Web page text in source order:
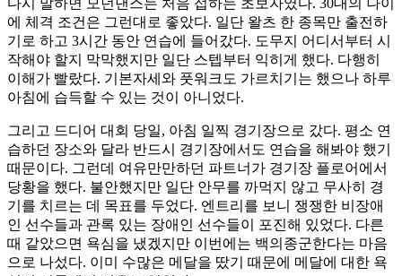
다시 말하면 모던댄스는 처음 접하는 초보자였다. 30대의 나이
에 체격 조건은 그런대로 좋았다. 일단 왈츠 한 종목만 출전하
기로 하고 3시간 동안 연습에 들어갔다. 도무지 어디서부터 시
작해야 할지 막막했지만 일단 스텝부터 익히게 했다. 다행히
이해가 빨랐다. 기본자세와 풋워크도 가르치기는 했으나 하루
아침에 습득할 수 있는 것이 아니었다.
그리고 드디어 대회 당일, 아침 일찍 경기장으로 갔다. 평소 연
습하던 장소와 달라 반드시 경기장에서도 연습을 해봐야 했기
때문이다. 그런데 여유만만하던 파트너가 경기장 플로어에서
당황을 했다. 불안했지만 일단 안무를 까먹지 않고 무사히 경
기를 치르는 데 목표를 두었다. 엔트리를 보니 쟁쟁한 비장애
인 선수들과 관록 있는 장애인 선수들이 포진해 있었다. 다른
때 같았으면 욕심을 냈겠지만 이번에는 백의종군한다는 마음
으로 나섰다. 이미 수많은 메달을 땄기 때문에 메달에 대한 욕